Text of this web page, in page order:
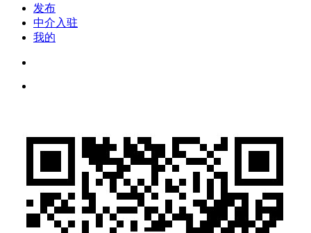
发布
中介入驻
我的